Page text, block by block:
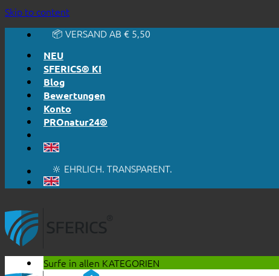
Skip to content🔆 EHRLICH. TRANSPARENT.
📦 VERSAND AB € 5,50
NEU
SFERICS® KI
Blog
Bewertungen
Konto
PROnatur24®
🔆 EINFACH. FUNKTIONIERT.
📦 VERSAND AB € 5,50
🔖 KAUF AUF RECHNUNG
Surfe in allen KATEGORIEN